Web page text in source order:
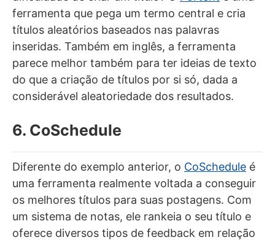
ferramenta que pega um termo central e cria
títulos aleatórios baseados nas palavras
inseridas. Também em inglês, a ferramenta
parece melhor também para ter ideias de texto
do que a criação de títulos por si só, dada a
considerável aleatoriedade dos resultados.
6. CoSchedule
Diferente do exemplo anterior, o CoSchedule é
uma ferramenta realmente voltada a conseguir
os melhores títulos para suas postagens. Com
um sistema de notas, ele rankeia o seu título e
oferece diversos tipos de feedback em relação